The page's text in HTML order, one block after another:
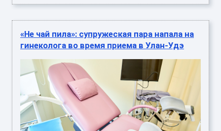
«Не чай пила»: супружеская пара напала на
гинеколога во время приема в Улан-Удэ